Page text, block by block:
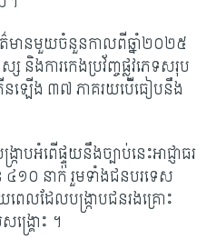
មានមួយចំនួនកាលពីឆ្នាំ២០២៥
និង​ការកេងប្រវ័ញ្ច​ផ្លូវភេទ​សរុប​
ឡើង ៣៧ ភាគរយ​បើធៀប​នឹង​
បអំពើផ្ទុយនឹងច្បាប់នេះអាជ្ញាធរ​
១០ នាក់ រួមទាំង​ជនបរទេស​
លដែលបង្រ្កាបជនរងគ្រោះ
គ្រោះ ។